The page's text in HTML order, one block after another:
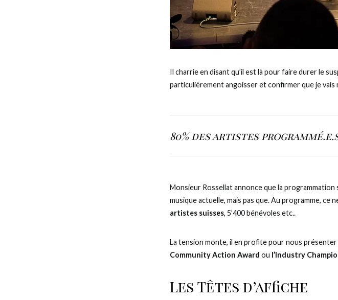
Il charrie en disant qu’il est là pour faire durer le
particulièrement angoisser et confirmer que je vais
80% des artistes
Monsieur Rossellat annonce que la
musique actuelle, mais pas que. Au programme, ce
artistes suisses, 5’400 bénévoles etc..
La tension monte, il en profite pour nous
Community Action Award ou l’Industry
Les Têtes d’affiche